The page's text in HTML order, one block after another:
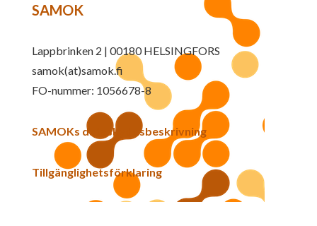
SAMOK
Lappbrinken 2 | 00180 HELSINGFORS
samok(at)samok.fi
FO-nummer: 1056678-8
SAMOKs dataskyddsbeskrivning
Tillgänglighetsförklaring